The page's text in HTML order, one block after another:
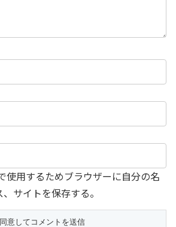
使用するためブラウザーに自分の名
サイトを保存する。